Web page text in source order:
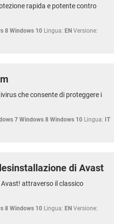
rapida e potente contro
8 Windows 10 Lingua: EN Versione:
che consente di proteggere i
7 Windows 8 Windows 10 Lingua: IT
di Avast
attraverso il classico
8 Windows 10 Lingua: EN Versione: